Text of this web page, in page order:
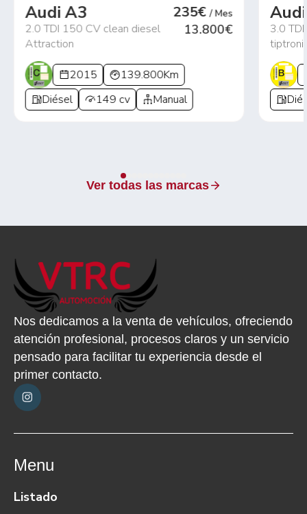
Audi A3
2.0 TDI 150 CV clean diesel
Attraction
235€/ Mes
13.800€
2015
139.800Km
Diésel
149 cv Manual
3.0
Ver todas las marcas
Nos dedicamos a la venta de vehículos, ofreciendo
atención profesional, procesos claros y un servicio
pensado para facilitar tu experiencia desde el
primer contacto.
Menu
Listado